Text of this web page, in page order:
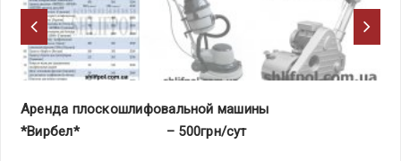
Аренда плоскошлифовальной машины
*Вирбел* – 500грн/сут